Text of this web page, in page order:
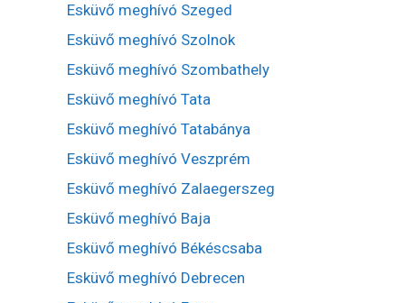
Esküvő meghívó Szeged
Esküvő meghívó Szolnok
Esküvő meghívó Szombathely
Esküvő meghívó Tata
Esküvő meghívó Tatabánya
Esküvő meghívó Veszprém
Esküvő meghívó Zalaegerszeg
Esküvő meghívó Baja
Esküvő meghívó Békéscsaba
Esküvő meghívó Debrecen